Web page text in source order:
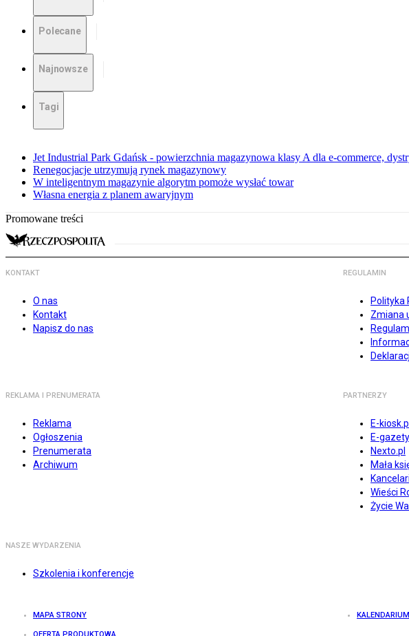
Polecane
Najnowsze
Tagi
Jet Industrial Park Gdańsk - powierzchnia magazynowa klasy A dla e-commerce,
Renegocjacje utrzymują rynek magazynowy
W inteligentnym magazynie algorytm pomoże wysłać towar
Własna energia z planem awaryjnym
Promowane treści
KONTAKT
O nas
Kontakt
Napisz do nas
REGULAMIN
Polityka
Zmiana
REKLAMA I PRENUMERATA
Reklama
Ogłoszenia
Prenumerata
Archiwum
PARTNERZY
E-kiosk.pl
E-
Nexto.pl
Mała
Wieści
Życie
NASZE WYDARZENIA
Szkolenia i konferencje
MAPA STRONY KALENDARIUM